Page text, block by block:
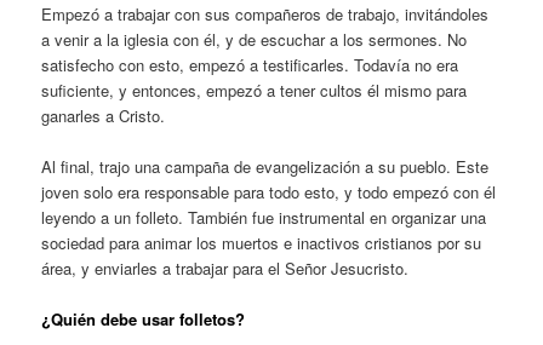
Empezó a trabajar con sus compañeros de trabajo, invitándoles
a venir a la iglesia con él, y de escuchar a los sermones. No
satisfecho con esto, empezó a testificarles. Todavía no era
suficiente, y entonces, empezó a tener cultos él mismo para
ganarles a Cristo.
Al final, trajo una campaña de evangelización a su pueblo. Este
joven solo era responsable para todo esto, y todo empezó con él
leyendo a un folleto. También fue instrumental en organizar una
sociedad para animar los muertos e inactivos cristianos por su
área, y enviarles a trabajar para el Señor Jesucristo.
¿Quién debe usar folletos?